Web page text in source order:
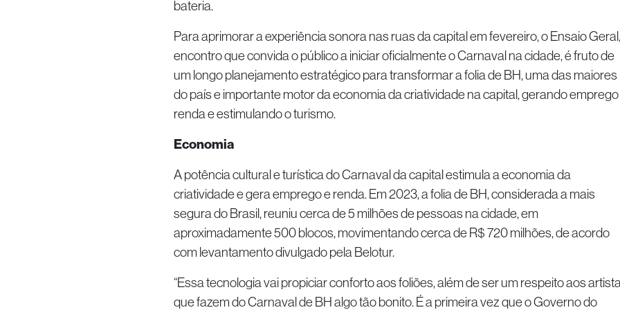
bateria.
Para aprimorar a experiência sonora nas ruas da capital em fevereiro, o Ensaio Geral,
encontro que convida o público a iniciar oficialmente o Carnaval na cidade, é fruto de
um longo planejamento estratégico para transformar a folia de BH, uma das maiores
do país e importante motor da economia da criatividade na capital, gerando
renda e estimulando o turismo.
Economia
A potência cultural e turística do Carnaval da capital estimula a economia da
criatividade e gera emprego e renda. Em 2023, a folia de BH, considerada a mais
segura do Brasil, reuniu cerca de 5 milhões de pessoas na cidade, em
aproximadamente 500 blocos, movimentando cerca de R$ 720 milhões, de acordo
com levantamento divulgado pela Belotur.
“Essa tecnologia vai propiciar conforto aos foliões, além de ser um respeito aos
que fazem do Carnaval de BH algo tão bonito. É a primeira vez que o Governo do